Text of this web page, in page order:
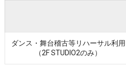
ダンス・舞台稽古等リハーサル利用
（2F STUDIO2のみ）